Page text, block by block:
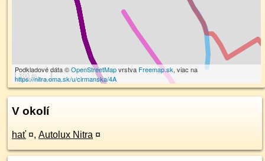
100 m
Podkladové dáta ©OpenStreetMapvrstva Freemap.sk, viac na
https://nitra.oma.sk/u/cirmanska/4A
V okolí
hať ¤, Autolux Nitra ¤